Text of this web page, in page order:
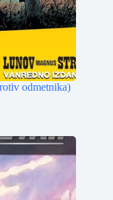
odmetnika)